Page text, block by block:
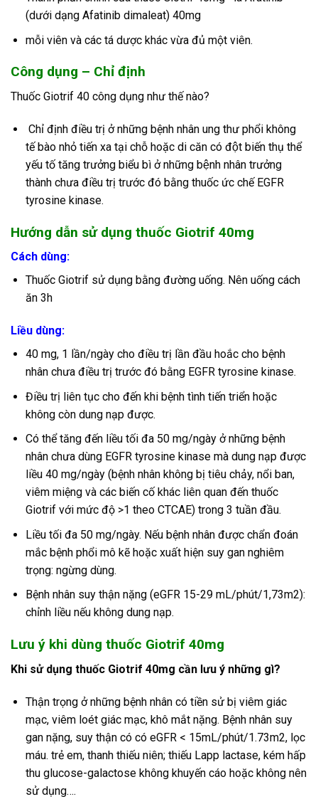
(dưới dạng Afatinib dimaleat) 40mg
mỗi viên và các tá dược khác vừa đủ một viên.
Công dụng – Chỉ định
Thuốc Giotrif 40 công dụng như thế nào?
Chỉ định điều trị ở những bệnh nhân ung thư phổi không
tế bào nhỏ tiến xa tại chỗ hoặc di căn có đột biến thụ thể
yếu tố tăng trưởng biểu bì ở những bệnh nhân trưởng
thành chưa điều trị trước đó bằng thuốc ức chế EGFR
tyrosine kinase.
Hướng dẫn sử dụng thuốc Giotrif 40mg
Cách dùng:
Thuốc Giotrif sử dụng bằng đường uống. Nên uống cách
ăn 3h
Liều dùng:
40 mg, 1 lần/ngày cho điều trị lần đầu hoắc cho bệnh
nhân chưa điều trị trước đó bằng EGFR tyrosine kinase.
Điều trị liên tục cho đến khi bệnh tình tiến triển hoặc
không còn dung nạp được.
Có thể tăng đến liều tối đa 50 mg/ngày ở những bệnh
nhân chưa dùng EGFR tyrosine kinase mà dung nạp được
liều 40 mg/ngày (bệnh nhân không bị tiêu chảy, nổi ban,
viêm miệng và các biến cố khác liên quan đến thuốc
Giotrif với mức độ >1 theo CTCAE) trong 3 tuần đầu.
Liều tối đa 50 mg/ngày. Nếu bệnh nhân được chẩn đoán
mắc bệnh phổi mô kẽ hoặc xuất hiện suy gan nghiêm
trọng: ngừng dùng.
Bệnh nhân suy thận nặng (eGFR 15-29 mL/phút/1,73m2):
chỉnh liều nếu không dung nạp.
Lưu ý khi dùng thuốc Giotrif 40mg
Khi sử dụng thuốc Giotrif 40mg cần lưu ý những gì?
Thận trọng ở những bệnh nhân có tiền sử bị viêm giác
mạc, viêm loét giác mạc, khô mắt nặng. Bệnh nhân suy
gan nặng, suy thận có có eGFR < 15mL/phút/1.73m2, lọc
máu. trẻ em, thanh thiếu niên; thiếu Lapp lactase, kém hấp
thu glucose-galactose không khuyến cáo hoặc không nên
sử dụng….